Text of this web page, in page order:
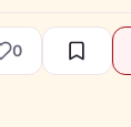
0